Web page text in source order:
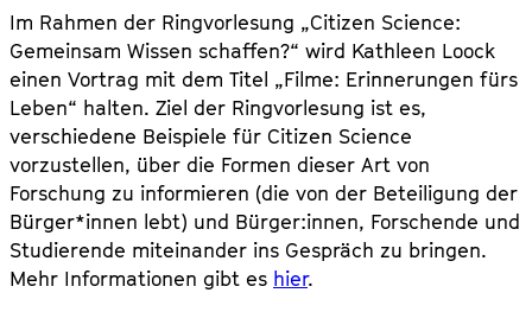
Im Rahmen der Ringvorlesung „Citizen Science:
Gemeinsam Wissen schaffen?“ wird Kathleen Loock
einen Vortrag mit dem Titel „Filme: Erinnerungen fürs
Leben“ halten. Ziel der Ringvorlesung ist es,
verschiedene Beispiele für Citizen Science
vorzustellen, über die Formen dieser Art von
Forschung zu informieren (die von der Beteiligung der
Bürger*innen lebt) und Bürger:innen, Forschende und
Studierende miteinander ins Gespräch zu bringen.
Mehr Informationen gibt es hier.